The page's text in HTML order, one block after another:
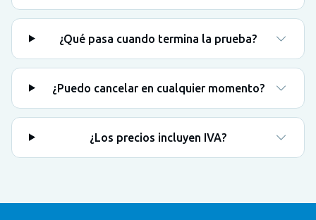
¿Qué pasa cuando termina la prueba?
¿Puedo cancelar en cualquier momento?
¿Los precios incluyen IVA?